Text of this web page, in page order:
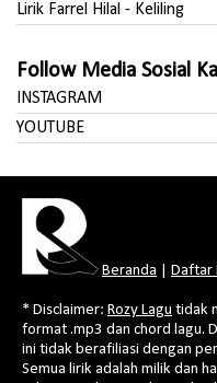
Lirik Farrel Hilal - Keliling
Follow Media Sosial
INSTAGRAM
YOUTUBE
Beranda Daftar
* Disclaimer: Rozy Lagu tidak
format .mp3 dan chord lagu.
ini tidak berafiliasi dengan
Semua lirik adalah milik dan